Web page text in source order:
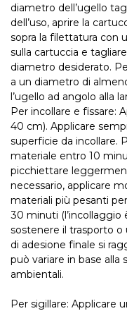
diametro dell’ugello
dell’uso, aprire la
sopra la filettatura con
sulla cartuccia e
diametro desiderato.
a un diametro di
l’ugello ad angolo alla
Per incollare e fissare:
40 cm). Applicare
superficie da incollare.
materiale entro 10
picchiettare
necessario, applicare
materiali più pesanti
30 minuti
sostenere il trasporto o
di adesione finale si
può variare in base alla
ambientali.
Per sigillare: Applicare